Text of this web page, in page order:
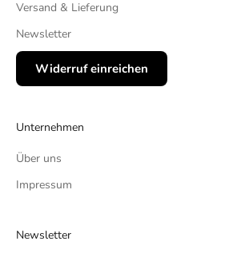
Versand & Lieferung
Newsletter
Widerruf einreichen
Unternehmen
Über uns
Impressum
Newsletter